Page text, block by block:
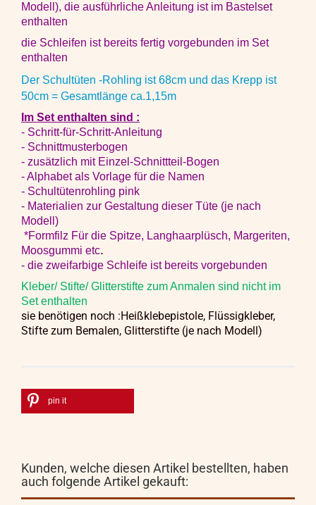
Modell), die ausführliche Anleitung ist im Bastelset
enthalten
die Schleifen ist bereits fertig vorgebunden im Set
enthalten
Der Schultüten -Rohling ist 68cm und das Krepp ist
50cm = Gesamtlänge ca.1,15m
Im Set enthalten sind :
- Schritt-für-Schritt-Anleitung
- Schnittmusterbogen
- zusätzlich mit Einzel-Schnittteil-Bogen
- Alphabet als Vorlage für die Namen
- Schultütenrohling pink
- Materialien zur Gestaltung dieser Tüte (je nach
Modell)
*Formfilz Für die Spitze, Langhaarplüsch, Margeriten,
Moosgummi etc.
- die zweifarbige Schleife ist bereits vorgebunden
Kleber/ Stifte/ Glitterstifte zum Anmalen sind nicht im
Set enthalten
sie benötigen noch :Heißklebepistole, Flüssigkleber,
Stifte zum Bemalen, Glitterstifte (je nach Modell)
pin it
Kunden, welche diesen Artikel bestellten, haben
auch folgende Artikel gekauft: